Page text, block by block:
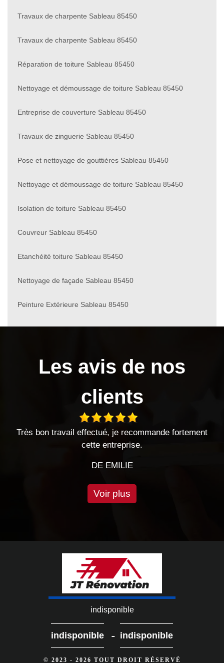
Travaux de charpente Sableau 85450
Travaux de charpente Sableau 85450
Réparation de toiture Sableau 85450
Nettoyage et démoussage de toiture Sableau 85450
Entreprise de couverture Sableau 85450
Travaux de zinguerie Sableau 85450
Pose et nettoyage de gouttières Sableau 85450
Nettoyage et démoussage de toiture Sableau 85450
Isolation de toiture Sableau 85450
Couvreur Sableau 85450
Etanchéité toiture Sableau 85450
Nettoyage de façade Sableau 85450
Peinture Extérieure Sableau 85450
Les avis de nos
clients
recommande fortement
entreprise sérieuse travaux
Voir plus
indisponible
indisponible - indisponible
© 2023 - 2026 TOUT DROIT RÉSERVÉ